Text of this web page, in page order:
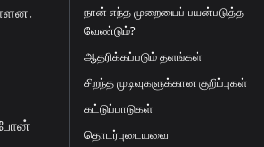
நான் எந்த முறையைப் பயன்படுத்த
வேண்டும்?
ஆதரிக்கப்படும் தளங்கள்
சிறந்த முடிவுகளுக்கான குறிப்புகள்
கட்டுப்பாடுகள்
தொடர்புடையவை